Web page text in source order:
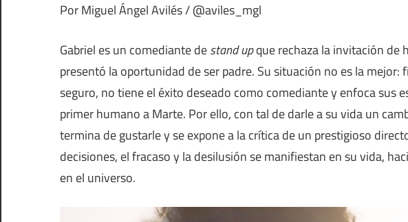
Por Miguel Ángel Avilés / @aviles_mgl
Gabriel es un comediante destand upque rechaza la invitación de
presentó la oportunidad de ser padre. Su situación no es la
seguro, no tiene el éxito deseado como comediante y enfoca sus
primer humano a Marte. Por ello, con tal de darle a su vida un
termina de gustarle y se expone a la crítica de un prestigioso
decisiones, el fracaso y la desilusión se manifiestan en su vida,
en el universo.